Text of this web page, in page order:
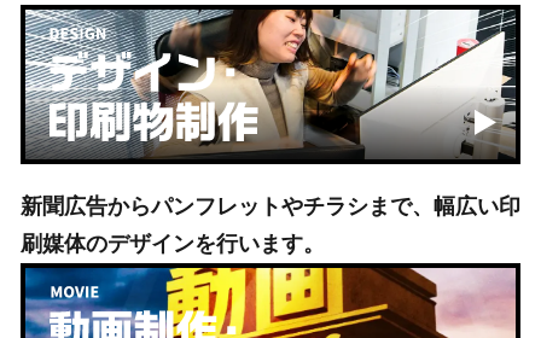
新聞広告からパンフレットやチラシまで、幅広い印
刷媒体のデザインを行います。